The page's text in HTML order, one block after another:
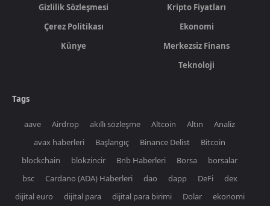
Gizlilik Sözleşmesi
Çerez Politikası
Künye
Kripto Fiyatları
Ekonomi
Merkezsiz Finans
Teknoloji
Tags
aave Airdrop akıllı sözleşme Altcoin Altın
Analiz
avax haberleri
Başlangıç Binance Delist
Bitcoin
blockchain
blokzincir Bnb Haberleri Borsa
borsalar
bsc
Cardano (ADA) Haberleri dao dapp DeFi
dex
dijital euro
dijital para dijital para birimi Dolar
ekonomi